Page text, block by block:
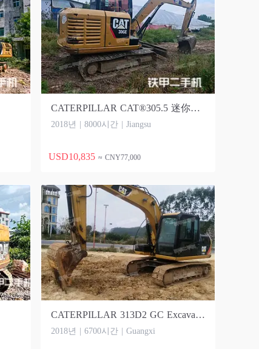
CATERPILLAR CAT®305.5 迷你型液压 Excavator
2018년 | 8000시간 | Jiangsu
USD10,835 ≈ CNY77,000
CATERPILLAR 313D2 GC Excavator
2018년 | 6700시간 | Guangxi